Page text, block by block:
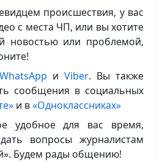
происшествия, у вас
с места ЧП, или вы хотите
новостью или проблемой,
WhatsApp иViber. Вы также
сообщения в социальных
и в«Одноклассниках»
удобное для вас время,
вопросы журналистам
Будем рады общению!